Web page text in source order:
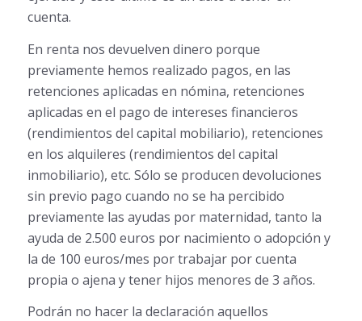
cuenta.
En renta nos devuelven dinero porque
previamente hemos realizado pagos, en las
retenciones aplicadas en nómina, retenciones
aplicadas en el pago de intereses financieros
(rendimientos del capital mobiliario), retenciones
en los alquileres (rendimientos del capital
inmobiliario), etc. Sólo se producen devoluciones
sin previo pago cuando no se ha percibido
previamente las ayudas por maternidad, tanto la
ayuda de 2.500 euros por nacimiento o adopción y
la de 100 euros/mes por trabajar por cuenta
propia o ajena y tener hijos menores de 3 años.
Podrán no hacer la declaración aquellos